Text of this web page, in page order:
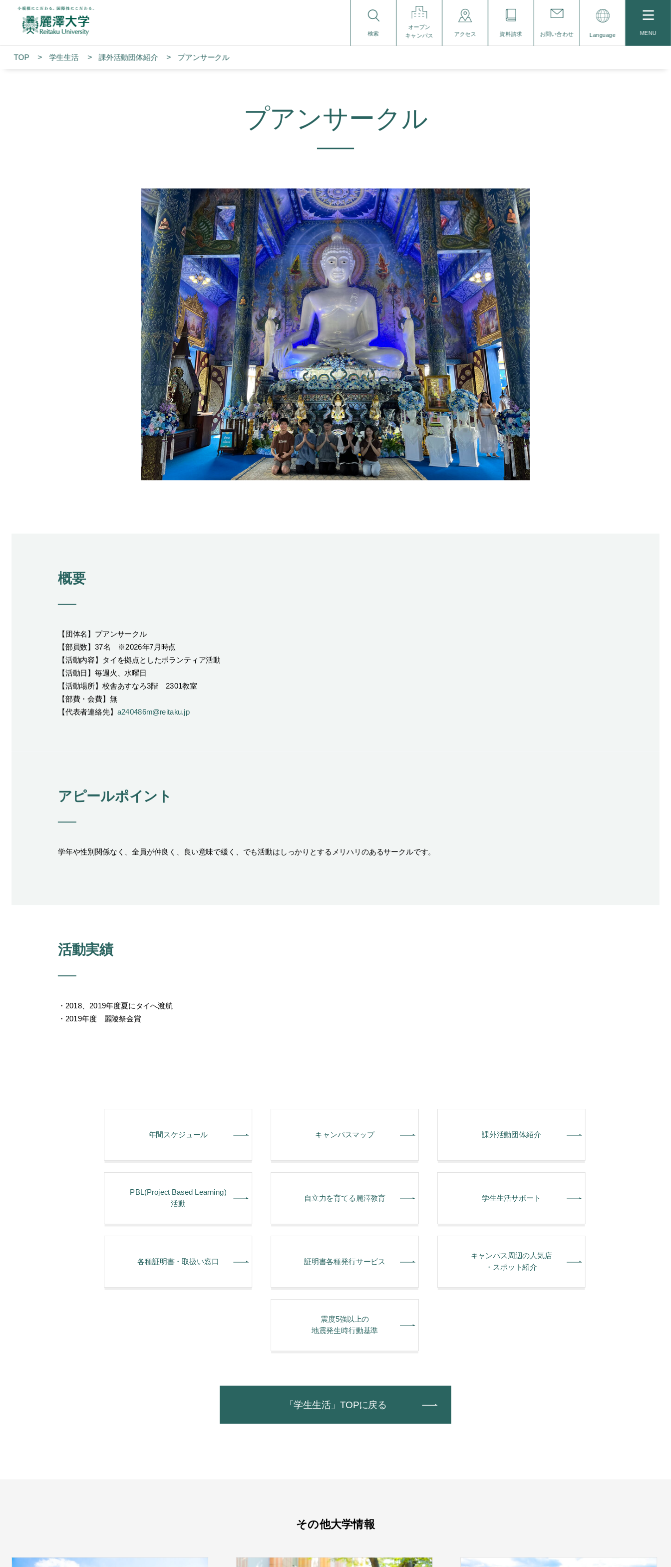
検索
オープン
キャンパス アクセス 資料請求 お問い合わせ Language MENU
TOP 学生生活 課外活動団体紹介 プアンサークル
プアンサークル
概要
【団体名】プアンサークル
【部員数】37名 ※2026年7月時点
【活動内容】タイを拠点としたボランティア活動
【活動日】毎週火、水曜日
【活動場所】校舎あすなろ3階 2301教室
【部費・会費】無
【代表者連絡先】 a240486m@reitaku.jp
アピールポイント
学年や性別関係なく、全員が仲良く、良い意味で緩く、でも活動はしっかりとするメリハリのあるサークルです。
活動実績
・2018、2019年度夏にタイへ渡航
・2019年度 麗陵祭金賞
年間スケジュール キャンパスマップ 課外活動団体紹介
PBL(Project Based Learning)
活動
⾃⽴⼒を育てる麗澤教育 学⽣⽣活サポート
各種証明書・取扱い窓⼝ 証明書各種発行サービス
キャンパス周辺の人気店
・スポット紹介
震度5強以上の
地震発生時行動基準
「学生生活」TOPに戻る
その他大学情報